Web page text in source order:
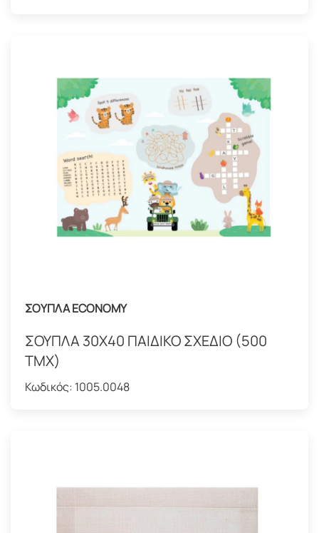
ΣΟΥΠΛΑ ECONOMY
ΣΟΥΠΛΑ 30Χ40 ΠΑΙΔΙΚΟ ΣΧΕΔΙΟ (500
ΤΜΧ)
Κωδικός: 1005.0048